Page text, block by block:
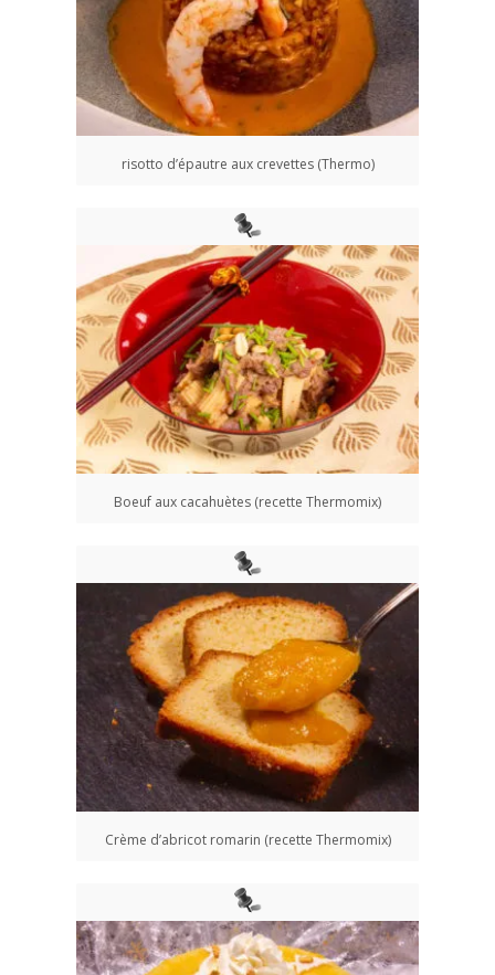
risotto d’épautre aux crevettes (Thermo)
Boeuf aux cacahuètes (recette Thermomix)
Crème d’abricot romarin (recette Thermomix)